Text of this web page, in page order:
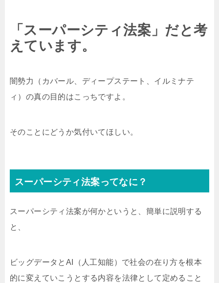
「スーパーシティ法案」だと考
えています。
闇勢力（カバール、ディープステート、イルミナテ
ィ）の真の目的はこっちですよ。
そのことにどうか気付いてほしい。
スーパーシティ法案ってなに？
スーパーシティ法案が何かというと、簡単に説明する
と、
ビッグデータとAI（人工知能）で社会の在り方を根本
的に変えていこうとする内容を法律として定めること